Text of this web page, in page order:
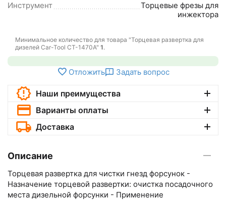
Инструмент
Торцевые фрезы для
инжектора
Минимальное количество для товара "Торцевая развертка для
дизелей Car-Tool CT-1470A" 1.
Отложить Задать вопрос
Наши преимущества
Варианты оплаты
Доставка
Описание
Торцевая развертка для чистки гнезд форсунок -
Назначение торцевой развертки: очистка посадочного
места дизельной форсунки - Применение